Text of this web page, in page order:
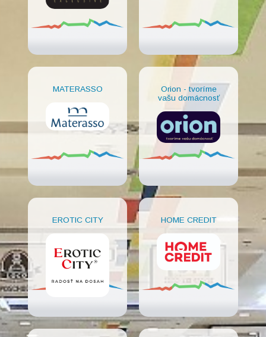
MATERASSO
Orion - tvoríme
vašu domácnosť
EROTIC CITY HOME CREDIT